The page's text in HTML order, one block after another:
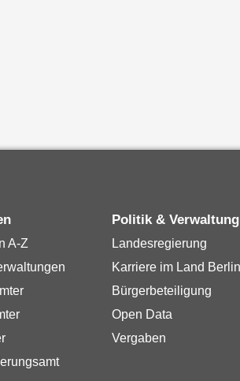
A-Z
Politik & Verwaltung
Landesregierung
Karriere im Land Berlin
Bürgerbeteiligung
Open Data
Vergaben